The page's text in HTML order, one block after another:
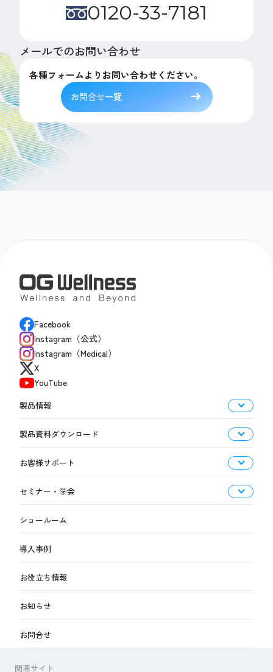
0120-33-7181
メールでのお問い合わせ
各種フォームよりお問い合わせください。
お問合せ一覧
Facebook
Instagram（公式）
Instagram（Medical）
X
YouTube
製品情報
製品資料ダウンロード
お客様サポート
セミナー・学会
ショールーム
導入事例
お役立ち情報
お知らせ
お問合せ
関連サイト